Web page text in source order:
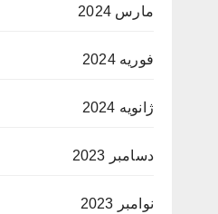
مارس 2024
فوریه 2024
ژانویه 2024
دسامبر 2023
نوامبر 2023